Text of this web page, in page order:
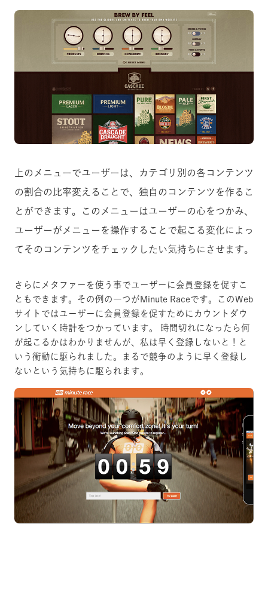
上のメニューでユーザーは、カテゴリ別の各コンテンツ
の割合の比率変えることで、独自のコンテンツを作るこ
とができます。このメニューはユーザーの心をつかみ、
ユーザーがメニューを操作することで起こる変化によっ
てそのコンテンツをチェックしたい気持ちにさせます。
さらにメタファーを使う事でユーザーに会員登録を促すこ
ともできます。その例の一つがMinute Raceです。このWeb
サイトではユーザーに会員登録を促すためにカウントダウ
ンしていく時計をつかっています。
時間切れになったら何
が起こるかはわかりませんが、私は早く登録しないと！と
いう衝動に駆られました。まるで競争のように早く登録し
ないという気持ちに駆られます。